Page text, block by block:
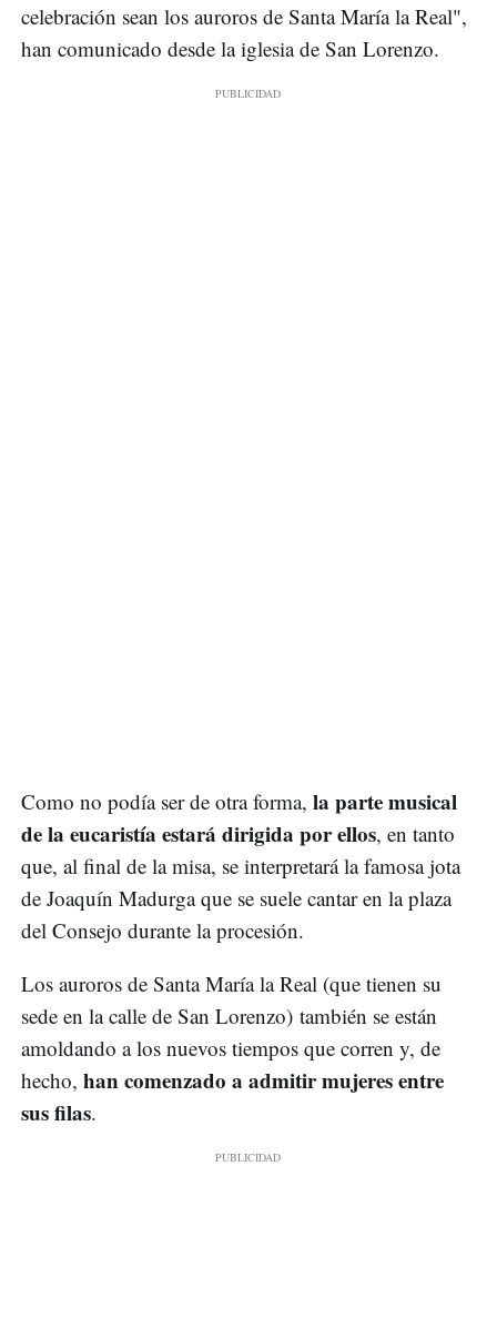
celebración sean los auroros de Santa María la Real",
han comunicado desde la iglesia de San Lorenzo.
Como no podía ser de otra forma, la parte musical
de la eucaristía estará dirigida por ellos, en tanto
que, al final de la misa, se interpretará la famosa jota
de Joaquín Madurga que se suele cantar en la plaza
del Consejo durante la procesión.
Los auroros de Santa María la Real (que tienen su
sede en la calle de San Lorenzo) también se están
amoldando a los nuevos tiempos que corren y, de
hecho, han comenzado a admitir mujeres entre
sus filas.